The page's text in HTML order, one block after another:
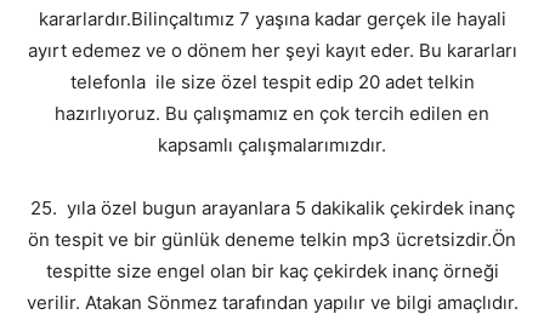
kararlardır.Bilinçaltımız 7 yaşına kadar gerçek ile hayali
ayırt edemez ve o dönem her şeyi kayıt eder. Bu kararları
telefonla ile size özel tespit edip 20 adet telkin
hazırlıyoruz. Bu çalışmamız en çok tercih edilen en
kapsamlı çalışmalarımızdır.
25. yıla özel bugun arayanlara 5 dakikalik çekirdek inanç
ön tespit ve bir günlük deneme telkin mp3 ücretsizdir.Ön
tespitte size engel olan bir kaç çekirdek inanç örneği
verilir. Atakan Sönmez tarafından yapılır ve bilgi amaçlıdır.